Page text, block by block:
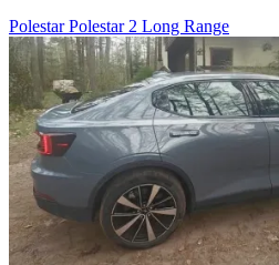
Polestar Polestar 2 Long Range